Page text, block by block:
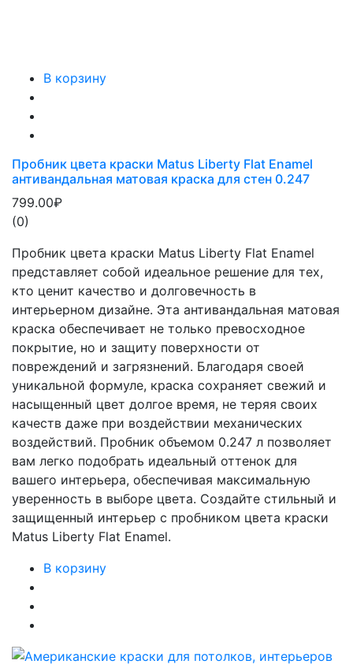
В корзину
Пробник цвета краски Matus Liberty Flat Enamel
антивандальная матовая краска для стен 0.247
799.00₽
(0)
Пробник цвета краски Matus Liberty Flat Enamel
представляет собой идеальное решение для тех,
кто ценит качество и долговечность в
интерьерном дизайне. Эта антивандальная матовая
краска обеспечивает не только превосходное
покрытие, но и защиту поверхности от
повреждений и загрязнений. Благодаря своей
уникальной формуле, краска сохраняет свежий и
насыщенный цвет долгое время, не теряя своих
качеств даже при воздействии механических
воздействий. Пробник объемом 0.247 л позволяет
вам легко подобрать идеальный оттенок для
вашего интерьера, обеспечивая максимальную
уверенность в выборе цвета. Создайте стильный и
защищенный интерьер с пробником цвета краски
Matus Liberty Flat Enamel.
В корзину